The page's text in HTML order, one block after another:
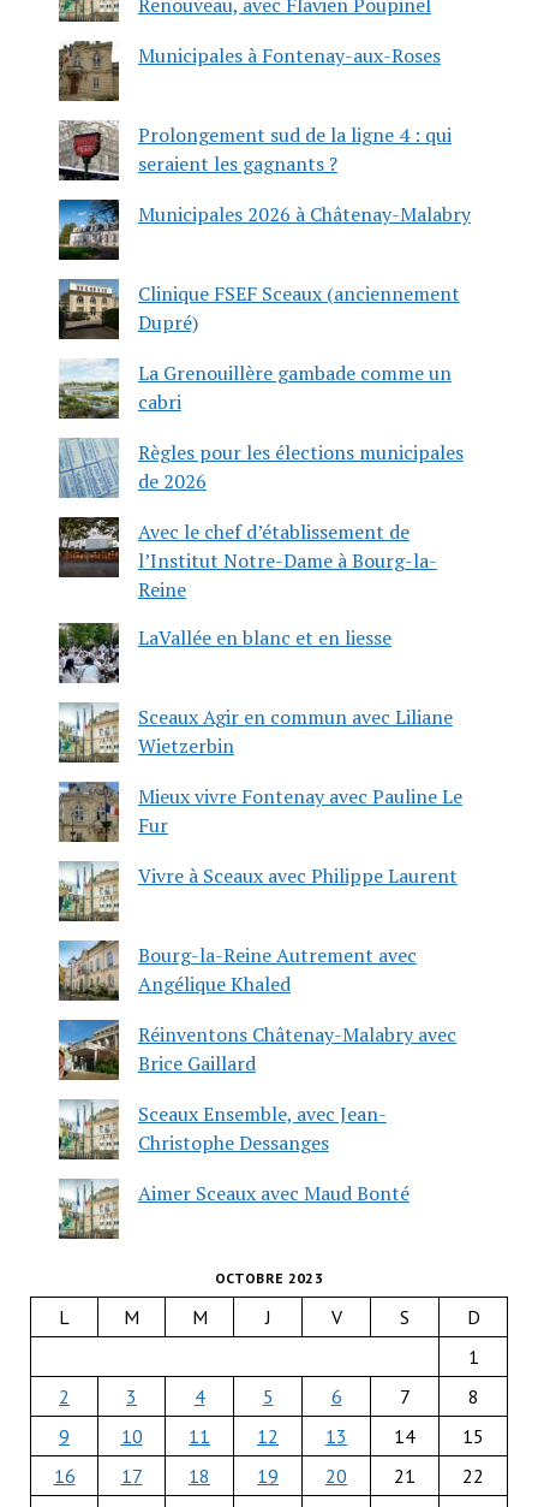
Municipales à Fontenay-aux-Roses
Prolongement sud de la ligne 4 : qui
seraient les gagnants ?
Municipales 2026 à Châtenay-Malabry
Clinique FSEF Sceaux (anciennement
Dupré)
La Grenouillère gambade comme un
cabri
Règles pour les élections municipales
de 2026
Avec le chef d’établissement de
l’Institut Notre-Dame à Bourg-la-
Reine
LaVallée en blanc et en liesse
Sceaux Agir en commun avec Liliane
Wietzerbin
Mieux vivre Fontenay avec Pauline Le
Fur
Vivre à Sceaux avec Philippe Laurent
Bourg-la-Reine Autrement avec
Angélique Khaled
Réinventons Châtenay-Malabry avec
Brice Gaillard
Sceaux Ensemble, avec Jean-
Christophe Dessanges
Aimer Sceaux avec Maud Bonté
OCTOBRE 2023
L M M J V S
D
1
2
3 4 5 6 7
8
9
10 11 12 13 14
15
16
17 18 19 20 21
22